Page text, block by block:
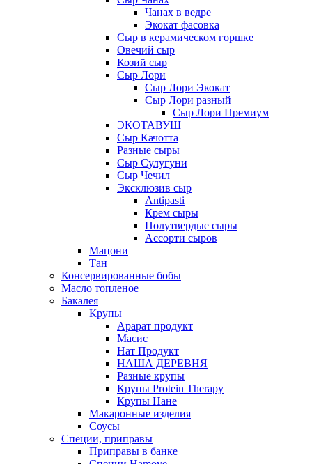
Чанах в ведре
Экокат фасовка
Сыр в керамическом горшке
Овечий сыр
Козий сыр
Сыр Лори
Сыр Лори Экокат
Сыр Лори разный
Сыр Лори Премиум
ЭКОТАВУШ
Сыр Качотта
Разные сыры
Сыр Сулугуни
Сыр Чечил
Эксклюзив сыр
Antipasti
Крем сыры
Полутвердые сыры
Ассорти сыров
Мацони
Тан
Консервированные бобы
Масло топленое
Бакалея
Крупы
Арарат продукт
Масис
Нат Продукт
НАША ДЕРЕВНЯ
Разные крупы
Крупы Protein Therapy
Крупы Нане
Макаронные изделия
Соусы
Специи, приправы
Приправы в банке